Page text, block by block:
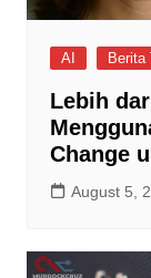
AI Berita
Lebih
Change
August 5,